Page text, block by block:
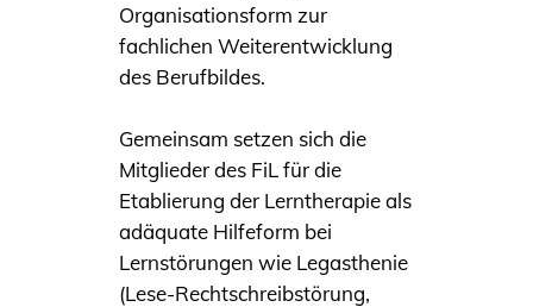
Organisationsform zur
fachlichen Weiterentwicklung
des Berufbildes.
Gemeinsam setzen sich die
Mitglieder des FiL für die
Etablierung der Lerntherapie als
adäquate Hilfeform bei
Lernstörungen wie Legasthenie
(Lese-Rechtschreibstörung,